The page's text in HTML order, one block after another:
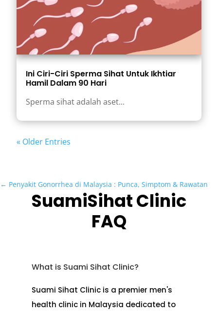
Ini Ciri-Ciri Sperma Sihat Untuk Ikhtiar
Hamil Dalam 90 Hari
Sperma sihat adalah aset...
« Older Entries
← Penyakit Gonorrhea di Malaysia : Punca, Simptom & Rawatan
SuamiSihat Clinic
FAQ
What is Suami Sihat Clinic?
Suami Sihat Clinic is a premier men's
health clinic in Malaysia dedicated to